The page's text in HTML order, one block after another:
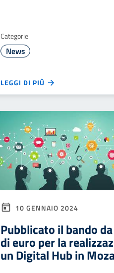
Categorie
News
LEGGI DI PIÙ
10 GENNAIO 2024
Pubblicato il bando
di euro per la
un Digital Hub in